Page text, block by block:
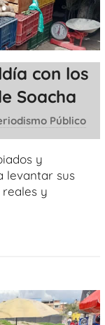
con los
Soacha
Público
y
levantar sus
y